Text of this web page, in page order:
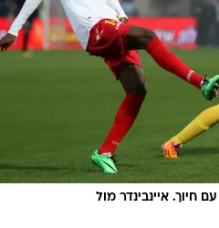
איינבינדר מול